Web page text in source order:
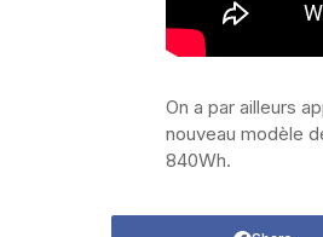
On a par ailleurs
nouveau modèle
840Wh.